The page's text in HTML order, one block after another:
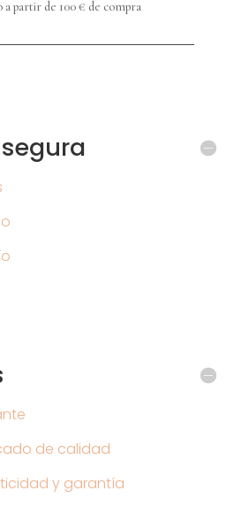
partir de 100 € de compra
de calidad
y garantía